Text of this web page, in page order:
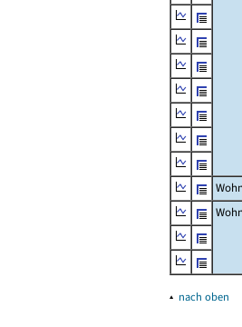
▴ nach oben